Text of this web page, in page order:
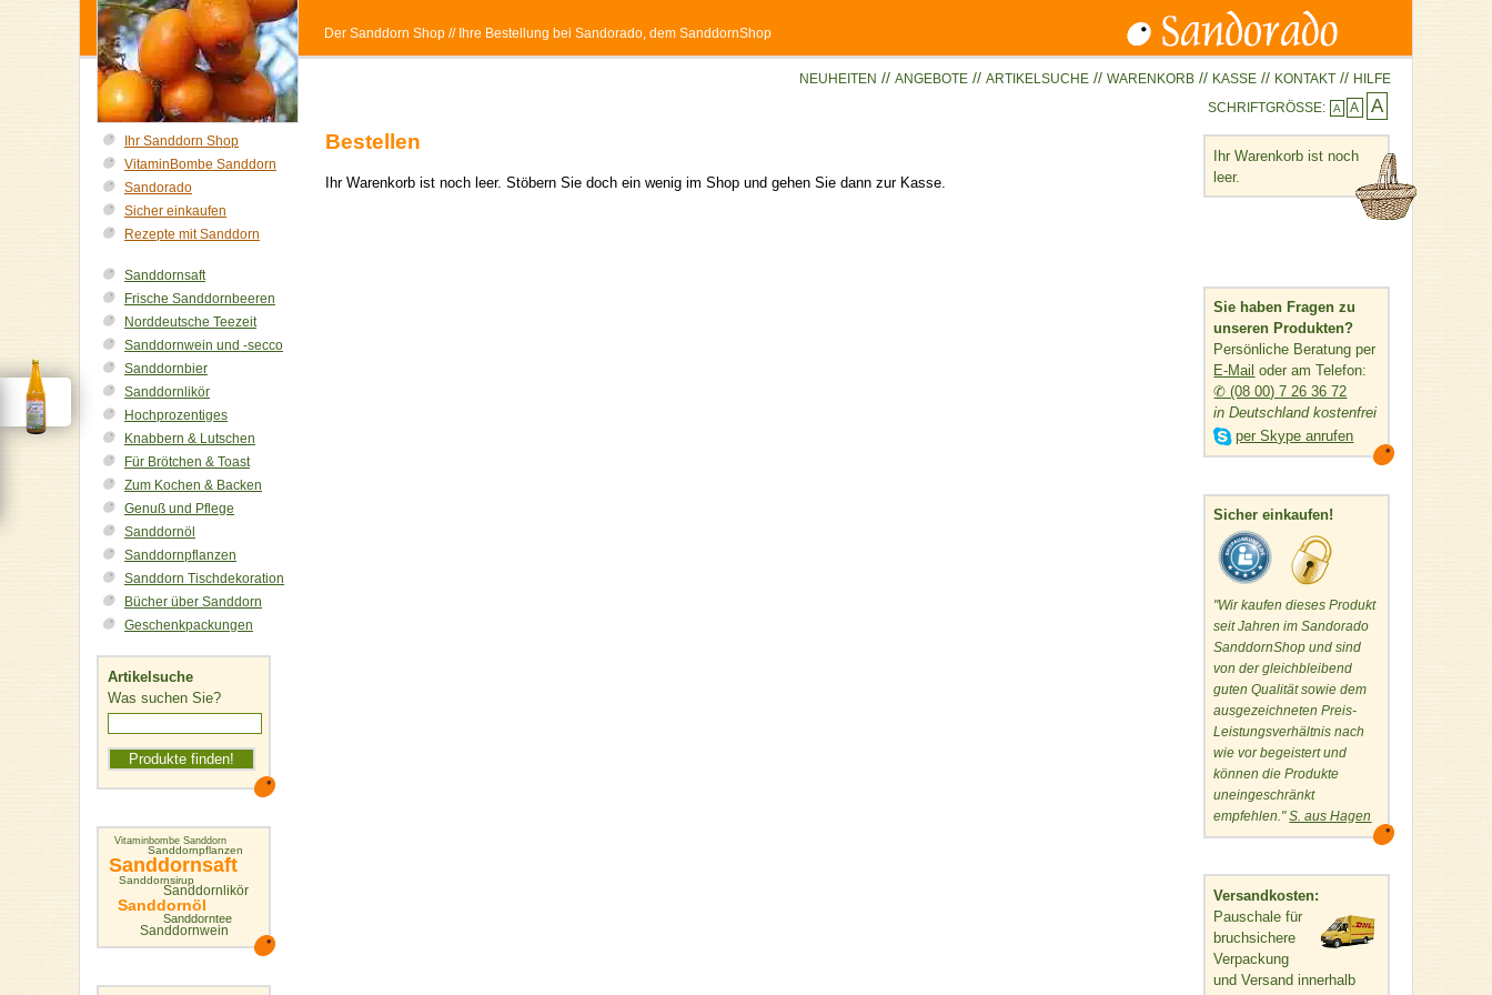
Der Sanddorn Shop // Ihre Bestellung bei Sandorado, dem SanddornShop
NEUHEITEN // ANGEBOTE // ARTIKELSUCHE // WARENKORB // KASSE // KONTAKT // HILFE
Ihr Sanddorn Shop
VitaminBombe Sanddorn
Sandorado
Sicher einkaufen
Rezepte mit Sanddorn
Sanddornsaft
Frische Sanddornbeeren
Norddeutsche Teezeit
Sanddornwein und -secco
Sanddornbier
Sanddornlikör
Hochprozentiges
Knabbern & Lutschen
Für Brötchen & Toast
Zum Kochen & Backen
Genuß und Pflege
Sanddornöl
Sanddornpflanzen
Sanddorn Tischdekoration
Bücher über Sanddorn
Geschenkpackungen
Artikelsuche
Was suchen Sie?
Vitaminbombe Sanddorn
Sanddornpflanzen
Sanddornsaft
Sanddornsirup
Sanddornlikör
Sanddornöl
Sanddorntee
Sanddornwein
SCHRIFTGRÖSSE: A A A
Ihr Warenkorb ist noch
leer.
Sie haben Fragen zu
unseren Produkten?
Persönliche Beratung per
E-Mail oder am Telefon:
✆ (08 00) 7 26 36 72
in Deutschland kostenfrei
 per Skype anrufen
Sicher einkaufen!
"Wir kaufen dieses Produkt
seit Jahren im Sandorado
SanddornShop und sind
von der gleichbleibend
guten Qualität sowie dem
ausgezeichneten Preis-
Leistungsverhältnis nach
wie vor begeistert und
können die Produkte
uneingeschränkt
empfehlen."S. aus Hagen
Versandkosten:
Pauschale für
bruchsichere
Verpackung
und Versand innerhalb
Bestellen
Ihr Warenkorb ist noch leer. Stöbern Sie doch ein wenig im Shop und gehen Sie dann zur Kasse.